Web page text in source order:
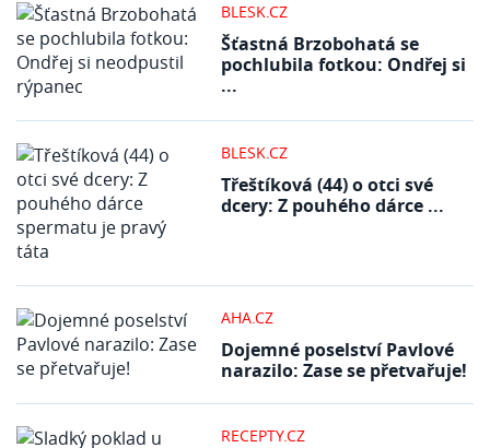
BLESK.CZ
Šťastná Brzobohatá se
pochlubila fotkou: Ondřej si
...
BLESK.CZ
Třeštíková (44) o otci své
dcery: Z pouhého dárce ...
AHA.CZ
Dojemné poselství Pavlové
narazilo: Zase se přetvařuje!
RECEPTY.CZ